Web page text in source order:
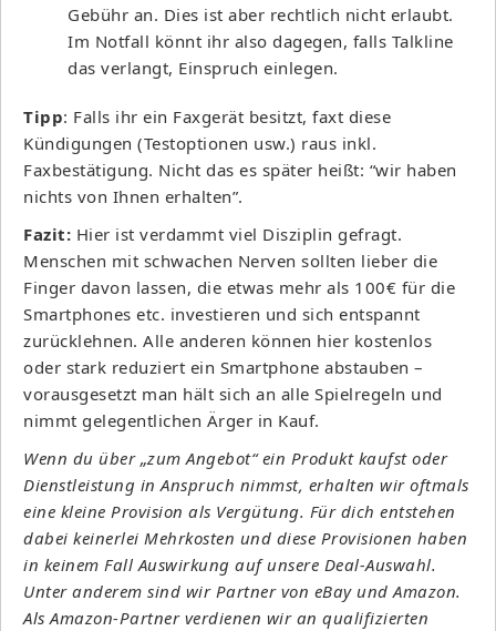
Gebühr an. Dies ist aber rechtlich nicht erlaubt.
Im Notfall könnt ihr also dagegen, falls Talkline
das verlangt, Einspruch einlegen.
Tipp: Falls ihr ein Faxgerät besitzt, faxt diese
Kündigungen (Testoptionen usw.) raus inkl.
Faxbestätigung. Nicht das es später heißt: “wir haben
nichts von Ihnen erhalten”.
Fazit: Hier ist verdammt viel Disziplin gefragt.
Menschen mit schwachen Nerven sollten lieber die
Finger davon lassen, die etwas mehr als 100€ für die
Smartphones etc. investieren und sich entspannt
zurücklehnen. Alle anderen können hier kostenlos
oder stark reduziert ein Smartphone abstauben –
vorausgesetzt man hält sich an alle Spielregeln und
nimmt gelegentlichen Ärger in Kauf.
Wenn du über „zum Angebot“ ein Produkt kaufst oder
Dienstleistung in Anspruch nimmst, erhalten wir oftmals
eine kleine Provision als Vergütung. Für dich entstehen
dabei keinerlei Mehrkosten und diese Provisionen haben
in keinem Fall Auswirkung auf unsere Deal-Auswahl.
Unter anderem sind wir Partner von eBay und Amazon.
Als Amazon-Partner verdienen wir an qualifizierten